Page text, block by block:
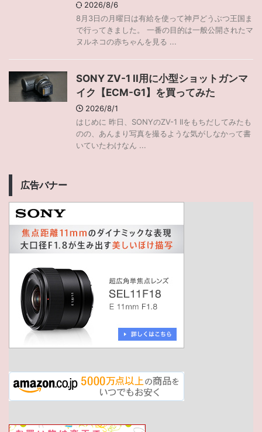
2026/8/6
8月3日の月曜日は有給を使って神戸どうぶつ王国ま
で行ってきました。 一番の目的は一般公開されたマ
ヌルネコの赤ちゃんを見る ...
SONY ZV-1 II用に小型ショットガンマ
イク【ECM-G1】を買ってみた
2026/8/1
はじめに 昨日、SONYのZV-1 IIをもちだしてみたも
のの、あんまり写真を撮るような気がしなかって書
いていたわけなん ...
広告バナー